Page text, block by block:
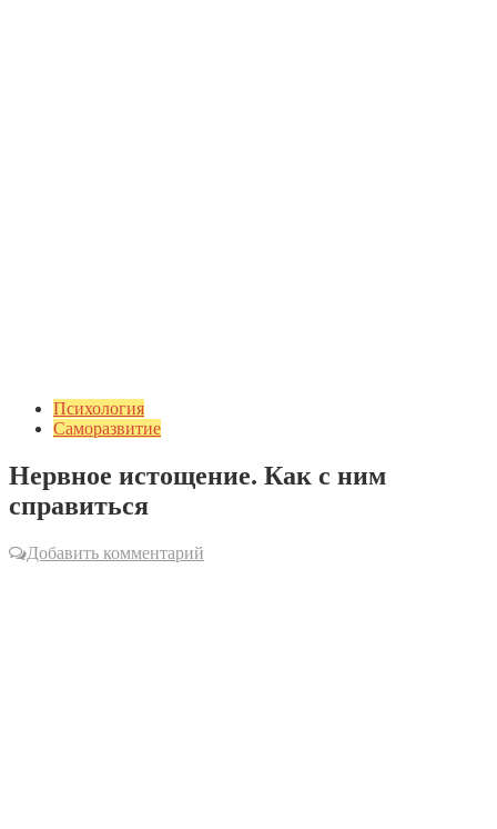
Психология
Саморазвитие
Нервное истощение. Как с ним
справиться
Добавить комментарий